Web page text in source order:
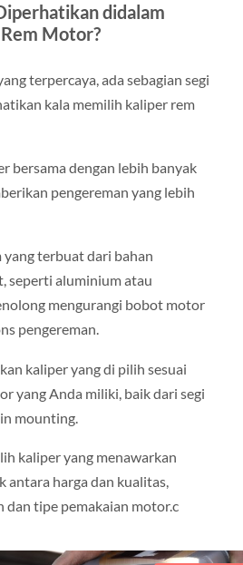
didalam
Motor?
terpercaya, ada sebagian segi
kala memilih kaliper rem
bersama dengan lebih banyak
pengereman yang lebih
terbuat dari bahan
seperti aluminium atau
mengurangi bobot motor
pengereman.
kaliper yang di pilih sesuai
yang Anda miliki, baik dari segi
mounting.
kaliper yang menawarkan
antara harga dan kualitas,
tipe pemakaian motor.c